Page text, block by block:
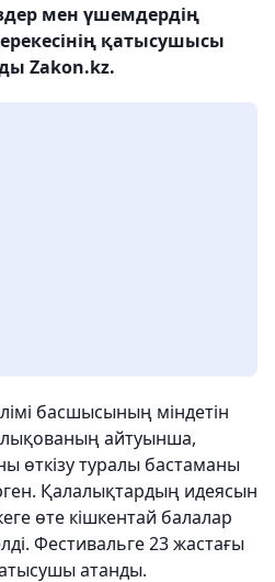
мен үшемдердің
қатысушысы
Zakon.kz.
басшысының міндетін
айтуынша,
өткізу туралы бастаманы
Қалалықтардың идеясын
өте кішкентай балалар
Фестивальге 23 жастағы
атанды.